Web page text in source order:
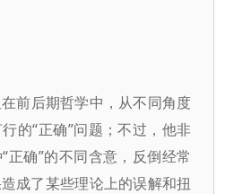
前后期哲学中，从不同角度
的“正确”问题；不过，他非
正确”的不同含意，反倒经常
成了某些理论上的误解和扭